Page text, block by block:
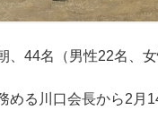
44名（男性22名、
る川口会長から2月